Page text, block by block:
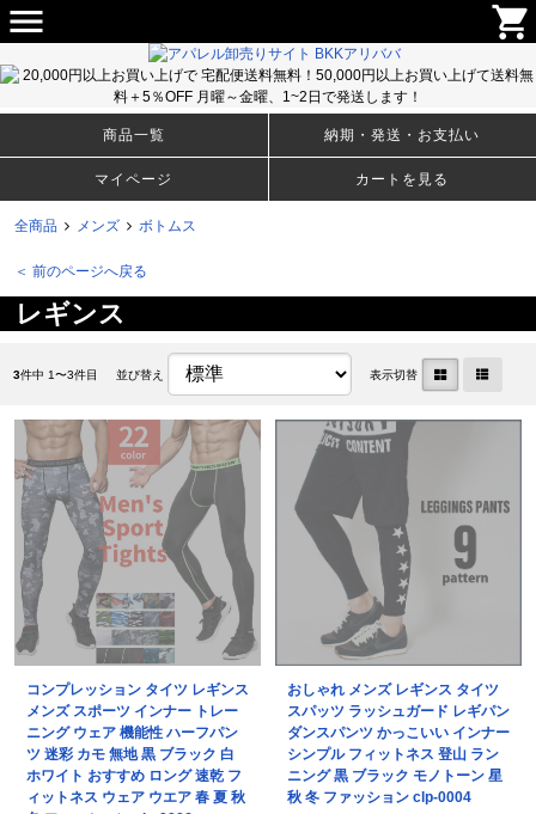
menu shopping_cart
メンズ・ウィメンズのＴシャツ、アパレルファッションから生活雑貨まで豊富な取り揃え！卸売りサイト
BKKアリババ
商品一覧 納期・発送・お支払い
マイページ カートを見る
全商品 メンズ ボトムス
＜ 前のページへ戻る
レギンス
3件中 1〜3件目 並び替え 表示切替
コンプレッション タイツ レギンス
メンズ スポーツ インナー トレー
ニング ウェア 機能性 ハーフパン
ツ 迷彩 カモ 無地 黒 ブラック 白
ホワイト おすすめ ロング 速乾 フ
ィットネス ウェア ウエア 春 夏 秋
おしゃれ メンズ レギンス タイツ
スパッツ ラッシュガード レギパン
ダンスパンツ かっこいい インナー
シンプル フィットネス 登山 ラン
ニング 黒 ブラック モノトーン 星
秋 冬 ファッション clp-0004